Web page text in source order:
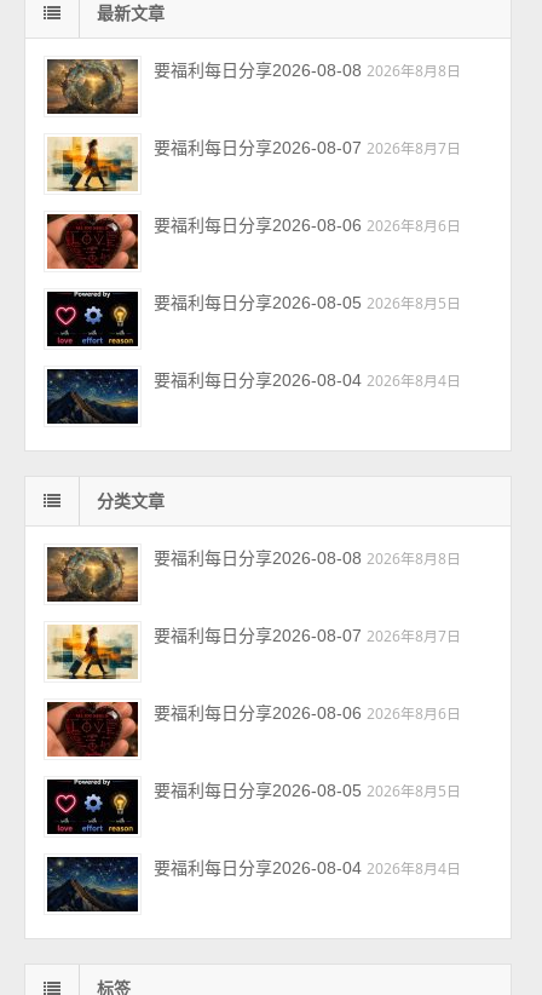
最新文章
要福利每日分享2026-08-08 2026年8月8日
要福利每日分享2026-08-07 2026年8月7日
要福利每日分享2026-08-06 2026年8月6日
要福利每日分享2026-08-05 2026年8月5日
要福利每日分享2026-08-04 2026年8月4日
分类文章
要福利每日分享2026-08-08 2026年8月8日
要福利每日分享2026-08-07 2026年8月7日
要福利每日分享2026-08-06 2026年8月6日
要福利每日分享2026-08-05 2026年8月5日
要福利每日分享2026-08-04 2026年8月4日
标签